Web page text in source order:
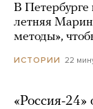
В Петербурге
летняя
методы»,
ИСТОРИИ 22
«Россия-24»